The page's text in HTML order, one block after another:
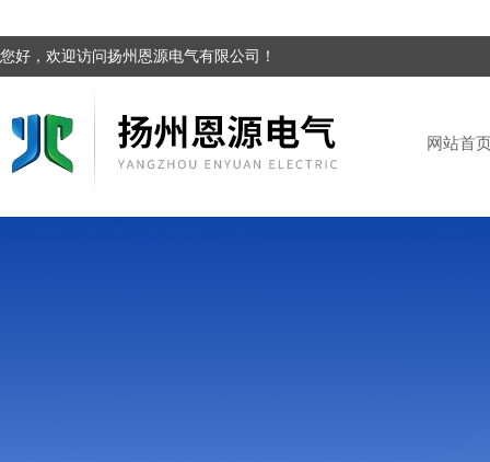
您好，欢迎访问扬州恩源电气有限公司！
网站首